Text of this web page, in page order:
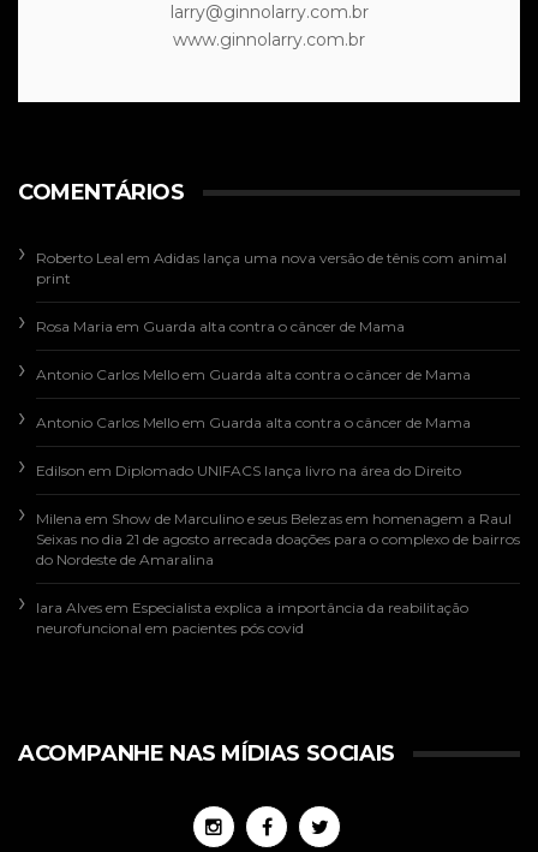
larry@ginnolarry.com.br
www.ginnolarry.com.br
COMENTÁRIOS
Roberto Leal em Adidas lança uma nova versão de tênis com animal
print
Rosa Maria em Guarda alta contra o câncer de Mama
Antonio Carlos Mello em Guarda alta contra o câncer de Mama
Antonio Carlos Mello em Guarda alta contra o câncer de Mama
Edilson em Diplomado UNIFACS lança livro na área do Direito
Milena em Show de Marculino e seus Belezas em homenagem a Raul
Seixas no dia 21 de agosto arrecada doações para o complexo de bairros
do Nordeste de Amaralina
Iara Alves em Especialista explica a importância da reabilitação
neurofuncional em pacientes pós covid
ACOMPANHE NAS MÍDIAS SOCIAIS